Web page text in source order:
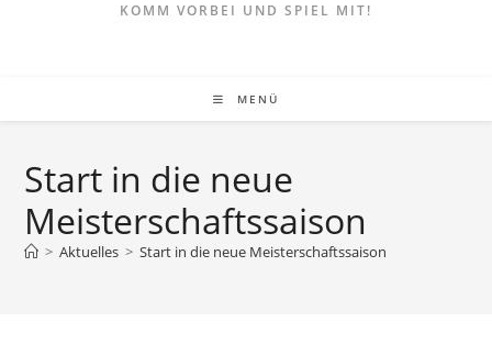
KOMM VORBEI UND SPIEL MIT!
MENÜ
Start in die neue
Meisterschaftssaison
> Aktuelles > Start in die neue Meisterschaftssaison